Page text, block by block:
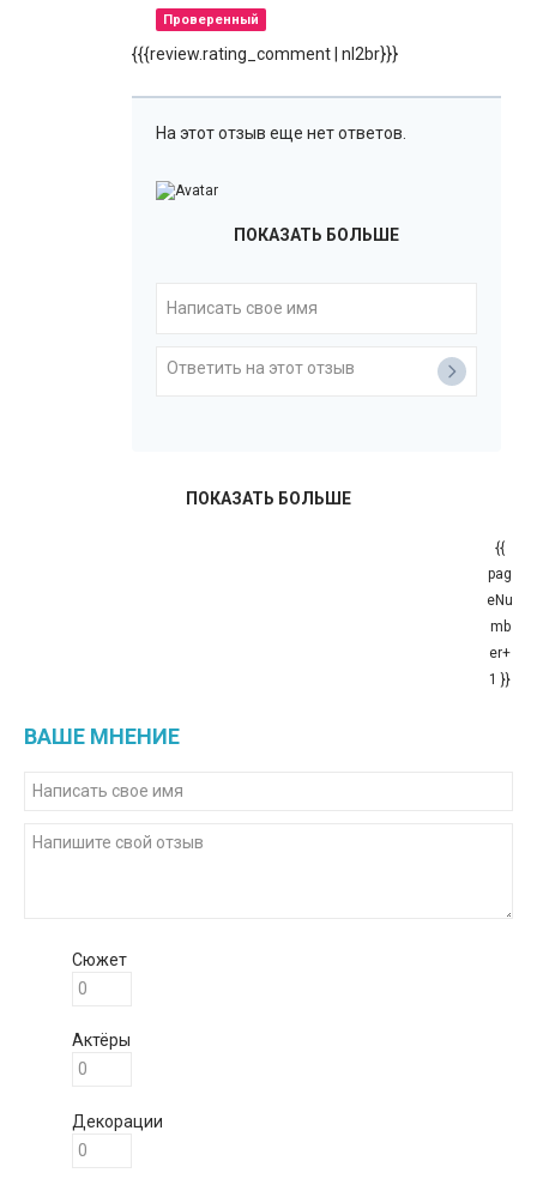
Проверенный
{{{review.rating_comment | nl2br}}}
На этот отзыв еще нет ответов.
ПОКАЗАТЬ БОЛЬШЕ
ПОКАЗАТЬ БОЛЬШЕ
{{
pag
eNu
mb
er+
1 }}
ВАШЕ МНЕНИЕ
Сюжет
Актёры
Декорации